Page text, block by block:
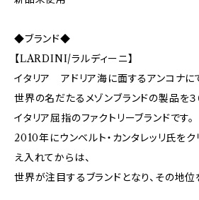
◆ブランド◆
【LARDINI/ラルディーニ】
イタリア アドリア海に面するアンコナに
世界の名だたるメゾンブランドの製品を
イタリア屈指のファクトリーブランドです。
2010年にウンベルト・カンタレッリ氏を
え入れてからは、
世界が注目するブランドとなり、その地位